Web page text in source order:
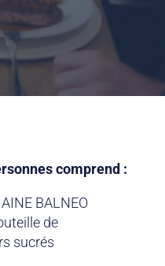
comprend :
BALNEO
de
sucrés